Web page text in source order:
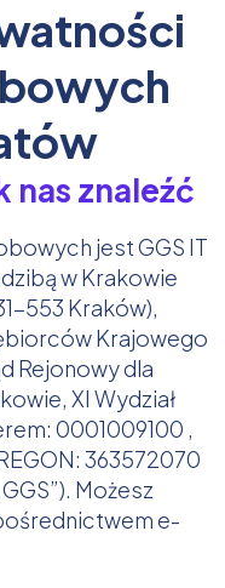
nas znaleźć
jest GGS IT
w Krakowie
553 Kraków),
Krajowego
Rejonowy dla
XI Wydział
0001009100 ,
363572070
Możesz
e-